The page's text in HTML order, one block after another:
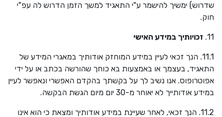
שדרוש) ימשיך להישמר ע"י התאגיד למשך הזמן הדרוש לה עפ"י
חוק.
11. זכויותיך במידע האישי
11.1. הנך זכאי לעיין במידע המוחזק אודותיך במאגרי המידע של
התאגיד, בעצמך או באמצעות בא כוחך שהורשה בכתב או על ידי
אפוטרופוס. אנו נשיב לך על בקשתך בהקדם האפשרי ונאפשר לעיין
במידע אודותייך לא יאוחר מ-30 יום מיום הגשת הבקשה.
11.2. הנך זכאי, לאחר שעיינת במידע אודותיך ומצאת כי הוא אינו